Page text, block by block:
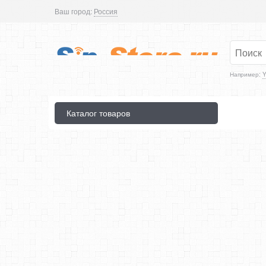
Ваш город: Россия
Например:
Каталог товаров